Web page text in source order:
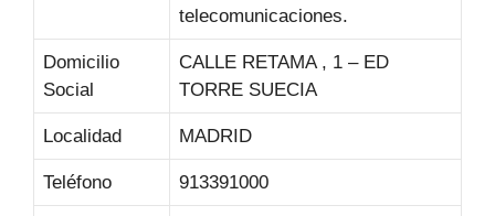
telecomunicaciones.
Domicilio
Social
CALLE RETAMA , 1 – ED
TORRE SUECIA
Localidad MADRID
Teléfono 913391000